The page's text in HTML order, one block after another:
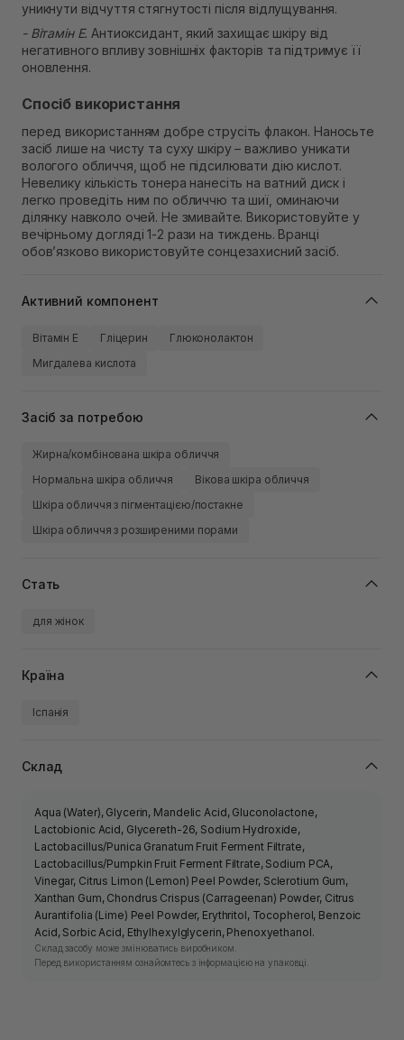
уникнути відчуття стягнутості після відлущування.
- Вітамін Е. Антиоксидант, який захищає шкіру від
негативного впливу зовнішніх факторів та підтримує її
оновлення.
Спосіб використання
перед використанням добре струсіть флакон. Наносьте
засіб лише на чисту та суху шкіру – важливо уникати
вологого обличчя, щоб не підсилювати дію кислот.
Невелику кількість тонера нанесіть на ватний диск і
легко проведіть ним по обличчю та шиї, оминаючи
ділянку навколо очей. Не змивайте. Використовуйте у
вечірньому догляді 1-2 рази на тиждень. Вранці
обовʼязково використовуйте сонцезахисний засіб.
Активний компонент
Вітамін Е Гліцерин
Глюконолактон
Мигдалева кислота
Засіб за потребою
Жирна/комбінована шкіра обличчя
Нормальна шкіра обличчя
Вікова шкіра обличчя
Шкіра обличчя з пігментацією/постакне
Шкіра обличчя з розширеними порами
Стать
для жінок
Країна
Іспанія
Склад
Aqua (Water), Glycerin, Mandelic Acid, Gluconolactone,
Lactobionic Acid, Glycereth-26, Sodium Hydroxide,
Lactobacillus/Punica Granatum Fruit Ferment Filtrate,
Lactobacillus/Pumpkin Fruit Ferment Filtrate, Sodium PCA,
Vinegar, Citrus Limon (Lemon) Peel Powder, Sclerotium Gum,
Xanthan Gum, Chondrus Crispus (Carrageenan) Powder, Citrus
Aurantifolia (Lime) Peel Powder, Erythritol, Tocopherol, Benzoic
Acid, Sorbic Acid, Ethylhexylglycerin, Phenoxyethanol.
Склад засобу може змінюватись виробником.
Перед використанням ознайомтесь з інформацією на упаковці.